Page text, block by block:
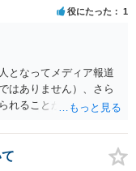
役にたった 1
となってメディア報道
はありません）、さら
れることが通常です。